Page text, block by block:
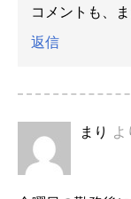
コメントも、
返信
まり よ